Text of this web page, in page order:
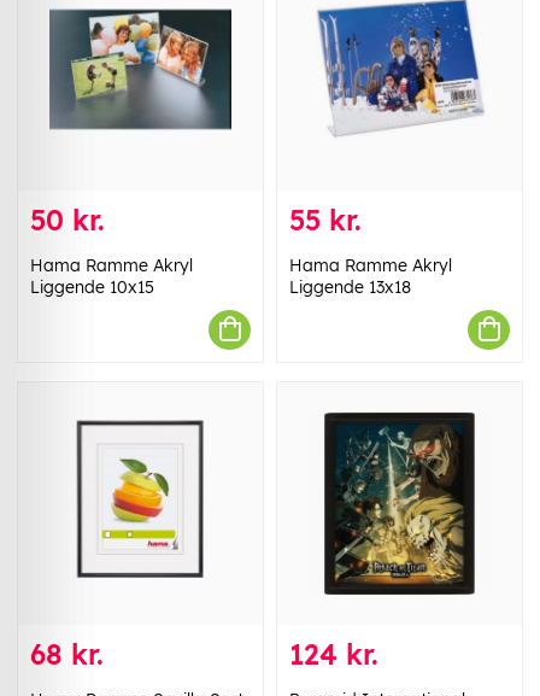
50 kr.
Hama Ramme Akryl
Liggende 10x15
55 kr.
Hama Ramme Akryl
Liggende 13x18
68 kr. 124 kr.